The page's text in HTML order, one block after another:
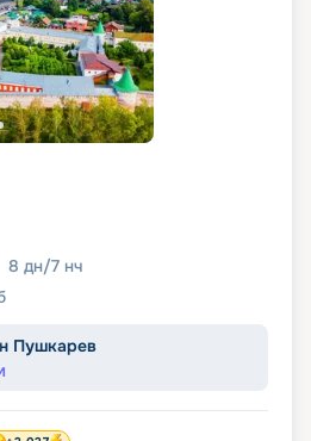
8 дн/7 нч
Пушкарев